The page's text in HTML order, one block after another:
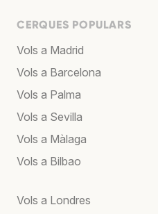
CERQUES POPULARS
Vols a Madrid
Vols a Barcelona
Vols a Palma
Vols a Sevilla
Vols a Màlaga
Vols a Bilbao
Vols a Londres